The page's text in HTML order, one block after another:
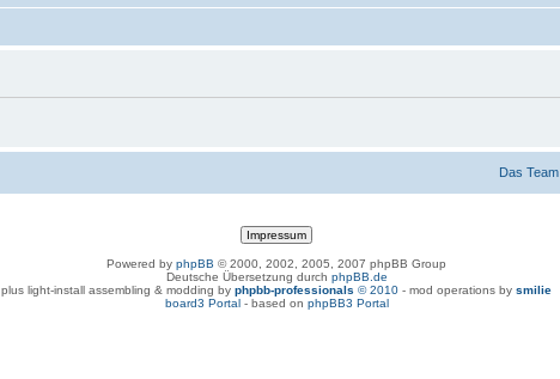
Das Team
Powered by phpBB © 2000, 2002, 2005, 2007 phpBB Group
Deutsche Übersetzung durch phpBB.de
plus light-install assembling & modding by phpbb-professionals © 2010 - mod operations by smilie
board3 Portal- based on phpBB3 Portal